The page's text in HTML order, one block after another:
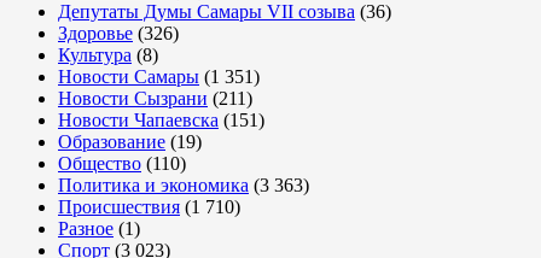
Депутаты Думы Самары VII созыва (36)
Здоровье (326)
Культура (8)
Новости Самары (1 351)
Новости Сызрани (211)
Новости Чапаевска (151)
Образование (19)
Общество (110)
Политика и экономика (3 363)
Происшествия (1 710)
Разное (1)
Спорт (3 023)